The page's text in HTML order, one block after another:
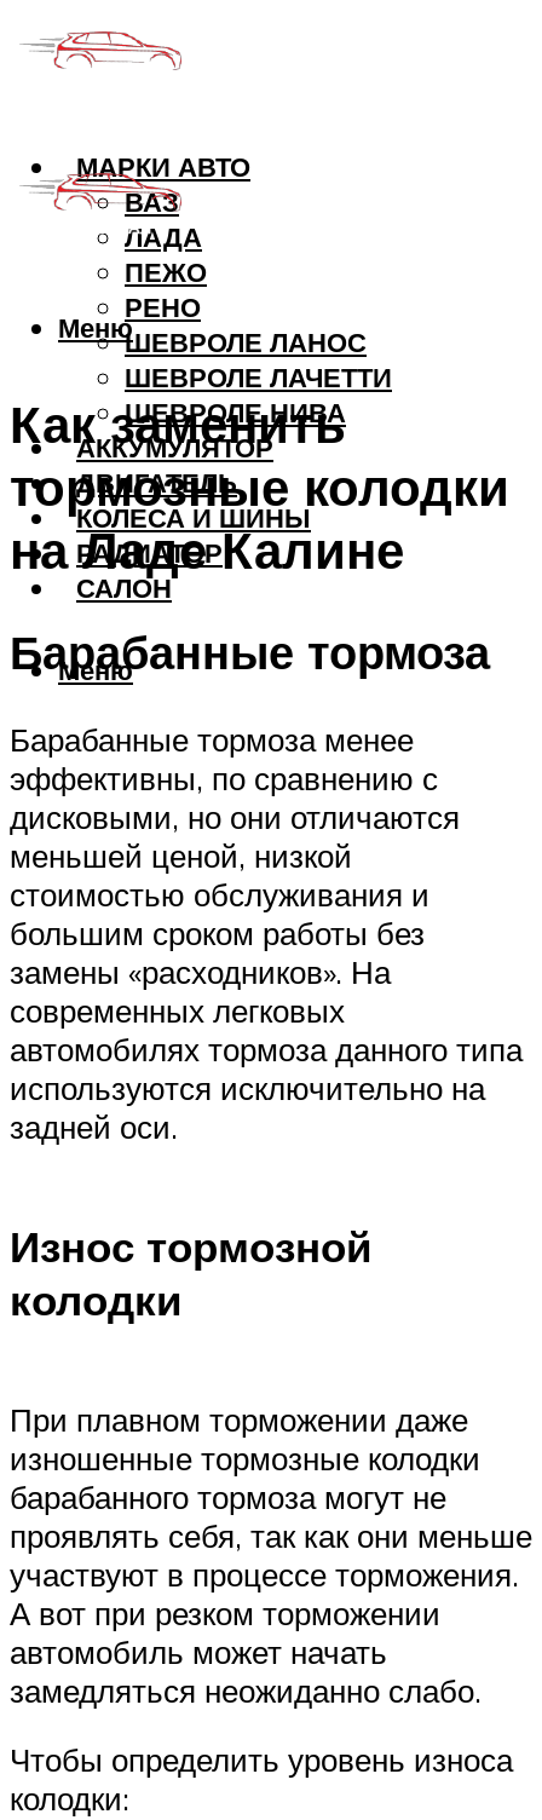
МАРКИ АВТО
ВАЗ
ЛАДА
ПЕЖО
РЕНО
ШЕВРОЛЕ ЛАНОС
ШЕВРОЛЕ ЛАЧЕТТИ
ШЕВРОЛЕ НИВА
АККУМУЛЯТОР
ДВИГАТЕЛЬ
КОЛЕСА И ШИНЫ
РАДИАТОР
САЛОН
Меню
Меню
Как заменить
тормозные колодки
на Ладе Калине
Барабанные тормоза
Барабанные тормоза менее
эффективны, по сравнению с
дисковыми, но они отличаются
меньшей ценой, низкой
стоимостью обслуживания и
большим сроком работы без
замены «расходников». На
современных легковых
автомобилях тормоза данного типа
используются исключительно на
задней оси.
Износ тормозной
колодки
При плавном торможении даже
изношенные тормозные колодки
барабанного тормоза могут не
проявлять себя, так как они меньше
участвуют в процессе торможения.
А вот при резком торможении
автомобиль может начать
замедляться неожиданно слабо.
Чтобы определить уровень износа
колодки: